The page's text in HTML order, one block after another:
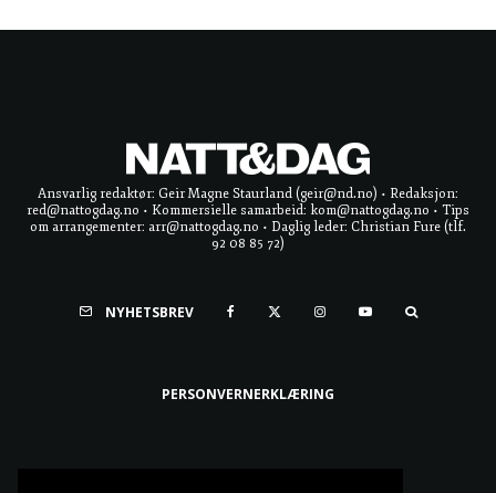
Ansvarlig redaktør: Geir Magne Staurland (geir@nd.no) • Redaksjon:
red@nattogdag.no • Kommersielle samarbeid: kom@nattogdag.no • Tips
om arrangementer: arr@nattogdag.no • Daglig leder: Christian Fure (tlf.
92 08 85 72)
NYHETSBREV
PERSONVERNERKLÆRING